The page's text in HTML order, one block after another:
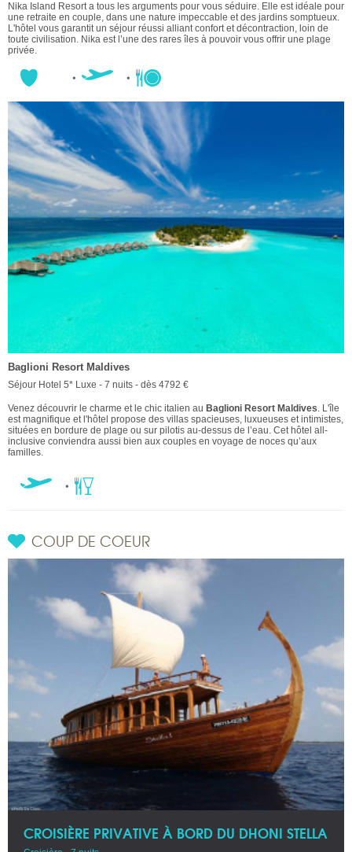
Nika Island Resort a tous les arguments pour vous séduire. Elle est idéale pour
une retraite en couple, dans une nature impeccable et des jardins somptueux.
L'hôtel vous garantit un séjour réussi alliant confort et décontraction, loin de
toute civilisation. Nika est l’une des rares îles à pouvoir vous offrir une plage
privée.
Baglioni Resort Maldives
Séjour Hotel 5* Luxe - 7 nuits - dès 4792 €
Venez découvrir le charme et le chic italien au Baglioni Resort Maldives. L'île
est magnifique et l'hôtel propose des villas spacieuses, luxueuses et intimistes,
situées en bordure de plage ou sur pilotis au-dessus de l’eau. Cet hôtel all-
inclusive conviendra aussi bien aux couples en voyage de noces qu’aux
familles.
COUP DE COEUR
CROISIÈRE PRIVATIVE À BORD DU DHONI STELLA